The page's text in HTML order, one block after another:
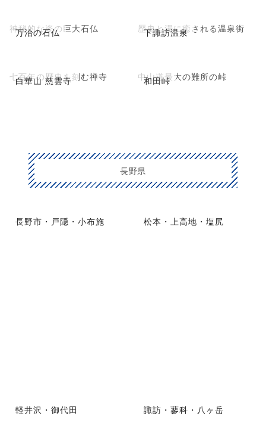
万治の石仏
神秘的な姿の巨大石仏 下諏訪温泉
歴史と湯に癒される温泉街
白華山 慈雲寺
七百年の歴史を刻む禅寺 和田峠
中山道最大の難所の峠
長野県
長野市・戸隠・小布施 松本・上高地・塩尻
軽井沢・御代田 諏訪・蓼科・八ヶ岳